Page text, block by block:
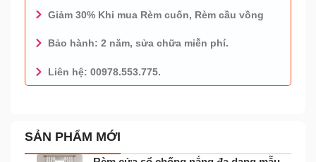
Giảm 30% Khi mua Rèm cuốn, Rèm cầu vồng
Bảo hành: 2 năm, sửa chữa miễn phí.
Liên hệ: 00978.553.775.
0978.553.775 - TƯ VẤN MIỄN PHÍ
SẢN PHẨM MỚI